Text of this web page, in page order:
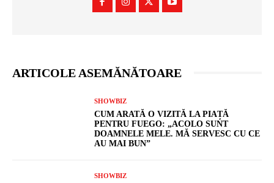
ARTICOLE ASEMĂNĂTOARE
SHOWBIZ
CUM ARATĂ O VIZITĂ LA PIAȚĂ
PENTRU FUEGO: „ACOLO SUNT
DOAMNELE MELE. MĂ SERVESC CU CE
AU MAI BUN”
SHOWBIZ